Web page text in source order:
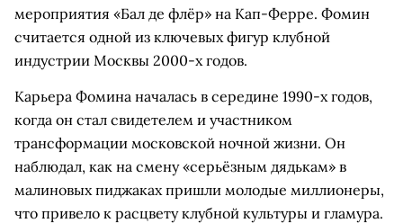
мероприятия «Бал де флёр» на Кап-Ферре. Фомин
считается одной из ключевых фигур клубной
индустрии Москвы 2000-х годов.
Карьера Фомина началась в середине 1990-х годов,
когда он стал свидетелем и участником
трансформации московской ночной жизни. Он
наблюдал, как на смену «серьёзным дядькам» в
малиновых пиджаках пришли молодые миллионеры,
что привело к расцвету клубной культуры и гламура.